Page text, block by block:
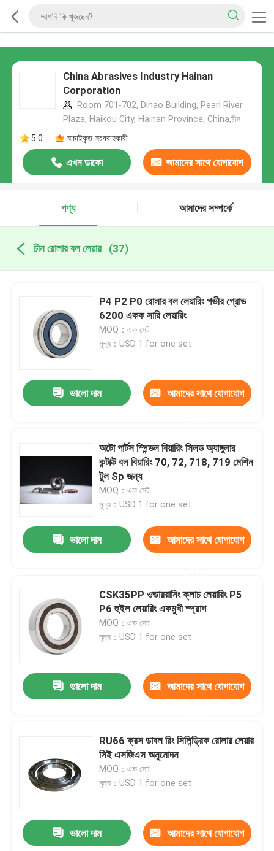
China Abrasives Industry Hainan
Corporation
Room 701-702, Dihao Building, Pearl River
Plaza, Haikou City, Hainan Province, China,চীন
5.0
যাচাইকৃত সরবরাহকারী
এখন ডাকো আমাদের সাথে যোগাযোগ
পণ্য
আমাদের সম্পর্কে
চীন রোলার বল লেয়ার (37)
P4 P2 P0 রোলার বল লেয়ারিং গভীর গ্রোভ
6200 একক সারি লেয়ারিং
MOQ：এক সেট
মূল্য：USD 1 for one set
ভালো দাম আমাদের সাথে যোগাযোগ
অটো পার্টস স্পিন্ডল বিয়ারিং সিলড অ্যাঙ্গুলার
কন্টাক্ট বল বিয়ারিং 70, 72, 718, 719 মেশিন
টুল Sp জন্য
MOQ：এক সেট
মূল্য：USD 1 for one set
ভালো দাম আমাদের সাথে যোগাযোগ
CSK35PP ওভাররানিং ক্লাচ লেয়ারিং P5
P6 হুইল লেয়ারিং একমুখী স্প্রাগ
MOQ：এক সেট
মূল্য：USD 1 for one set
ভালো দাম আমাদের সাথে যোগাযোগ
RU66 ক্রস ডাবল রিং সিলিন্ড্রিক রোলার লেয়ার
সিই এসজিএস অনুমোদন
MOQ：এক সেট
মূল্য：USD 1 for one set
ভালো দাম আমাদের সাথে যোগাযোগ